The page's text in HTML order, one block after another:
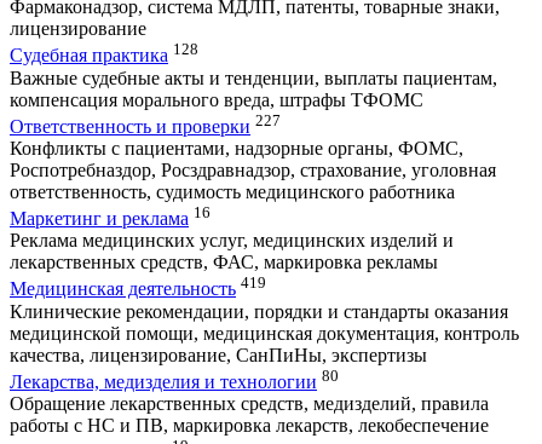
Фармаконадзор, система МДЛП, патенты, товарные знаки,
лицензирование
Судебная практика 128
Важные судебные акты и тенденции, выплаты пациентам,
компенсация морального вреда, штрафы ТФОМС
Ответственность и проверки 227
Конфликты с пациентами, надзорные органы, ФОМС,
Роспотребназдор, Росздравнадзор, страхование, уголовная
ответственность, судимость медицинского работника
Маркетинг и реклама 16
Реклама медицинских услуг, медицинских изделий и
лекарственных средств, ФАС, маркировка рекламы
Медицинская деятельность 419
Клинические рекомендации, порядки и стандарты оказания
медицинской помощи, медицинская документация, контроль
качества, лицензирование, СанПиНы, экспертизы
Лекарства, медизделия и технологии 80
Обращение лекарственных средств, медизделий, правила
работы с НС и ПВ, маркировка лекарств, лекобеспечение